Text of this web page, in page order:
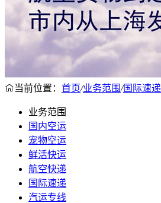
当前位置： 首页/业务范围/国际速递
业务范围
国内空运
宠物空运
鲜活快运
航空快递
国际速递
汽运专线